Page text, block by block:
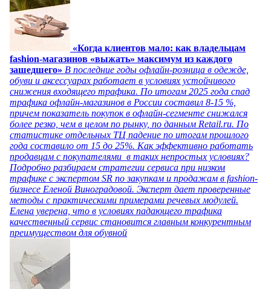
«Когда клиентов мало: как владельцам
fashion-магазинов «выжать» максимум из каждого
зашедшего» В последние годы офлайн-розница в одежде,
обуви и аксессуарах работает в условиях устойчивого
снижения входящего трафика. По итогам 2025 года спад
трафика офлайн-магазинов в России составил 8-15 %,
причем показатель покупок в офлайн-сегменте снижался
более резко, чем в целом по рынку, по данным Retail.ru. По
статистике отдельных ТЦ падение по итогам прошлого
года составило от 15 до 25%. Как эффективно работать
продавцам с покупателями в таких непростых условиях?
Подробно разбираем стратегии сервиса при низком
трафике с экспертом SR по закупкам и продажам в fashion-
бизнесе Еленой Виноградовой. Эксперт дает проверенные
методы с практическими примерами речевых модулей.
Елена уверена, что в условиях падающего трафика
качественный сервис становится главным конкурентным
преимуществом для обувной